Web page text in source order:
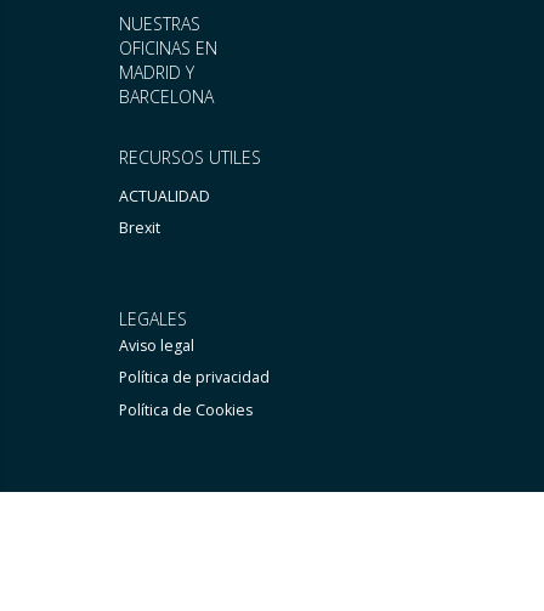
RECURSOS UTILES
ACTUALIDAD
Brexit
NUESTRAS
OFICINAS EN
MADRID Y
BARCELONA
LEGALES
Aviso legal
Política de privacidad
Política de Cookies